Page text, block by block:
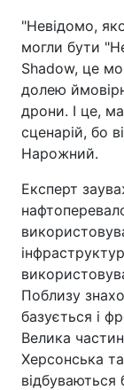
"Невідомо,
могли бути
Shadow, це
долею
дрони. І це,
сценарій, бо
Нарожний.
Експерт
Поблизу
базується і
Велика
Херсонська
відбуваються